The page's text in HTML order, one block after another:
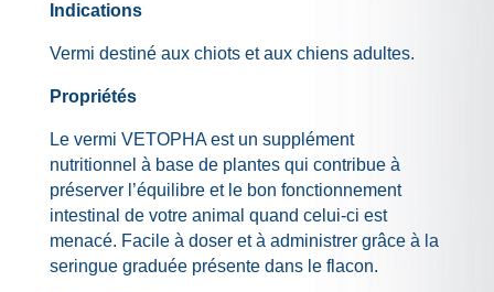
Indications
Vermi destiné aux chiots et aux chiens adultes.
Propriétés
Le vermi VETOPHA est un supplément
nutritionnel à base de plantes qui contribue à
préserver l’équilibre et le bon fonctionnement
intestinal de votre animal quand celui-ci est
menacé. Facile à doser et à administrer grâce à la
seringue graduée présente dans le flacon.